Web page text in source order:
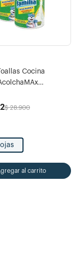
Cocina
Decoradas 2 rollos
$ 28.900
al carrito